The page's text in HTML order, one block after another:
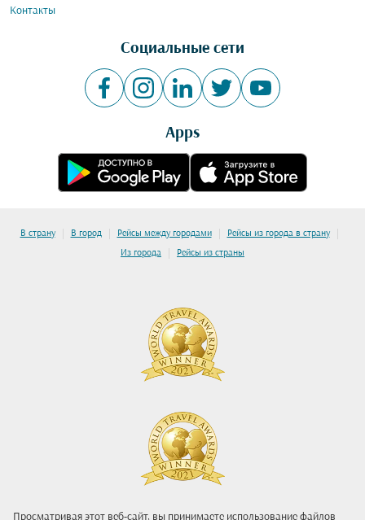
Просматривая этот веб-сайт, вы принимаете использование файлов
Контакты
Социальные сети
Apps
В страну | В город | Рейсы между городами | Рейсы из города в страну |
Из города | Рейсы из страны